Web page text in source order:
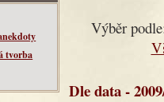
tvorba
Výběr
Dle data -